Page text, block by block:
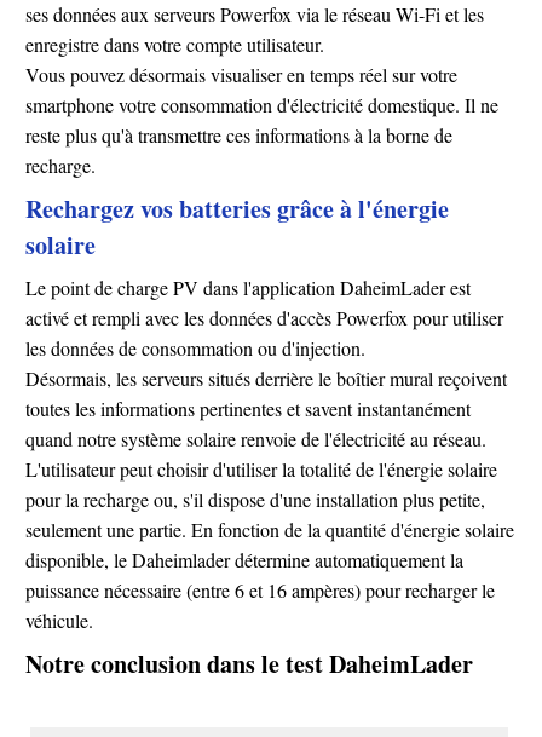
ses données aux serveurs Powerfox via le réseau Wi-Fi et les
enregistre dans votre compte utilisateur.
Vous pouvez désormais visualiser en temps réel sur votre
smartphone votre consommation d'électricité domestique. Il ne
reste plus qu'à transmettre ces informations à la borne de
recharge.
Rechargez vos batteries grâce à l'énergie
solaire
Le point de charge PV dans l'application DaheimLader est
activé et rempli avec les données d'accès Powerfox pour utiliser
les données de consommation ou d'injection.
Désormais, les serveurs situés derrière le boîtier mural reçoivent
toutes les informations pertinentes et savent instantanément
quand notre système solaire renvoie de l'électricité au réseau.
L'utilisateur peut choisir d'utiliser la totalité de l'énergie solaire
pour la recharge ou, s'il dispose d'une installation plus petite,
seulement une partie. En fonction de la quantité d'énergie solaire
disponible, le Daheimlader détermine automatiquement la
puissance nécessaire (entre 6 et 16 ampères) pour recharger le
véhicule.
Notre conclusion dans le test DaheimLader